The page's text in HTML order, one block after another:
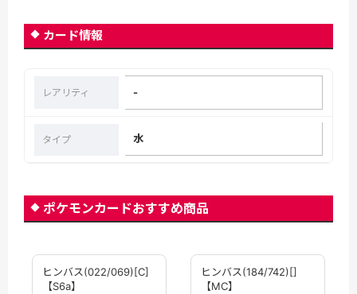
カード情報
レアリティ -
タイプ 水
ポケモンカードおすすめ商品
ヒンバス(022/069)[C]
【S6a】
ヒンバス(184/742)[]
【MC】